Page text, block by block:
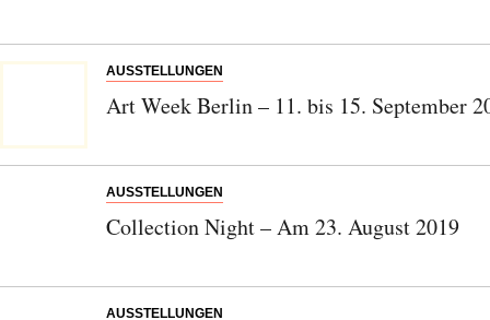
AUSSTELLUNGEN
Art Week Berlin – 11. bis 15. September
AUSSTELLUNGEN
Collection Night – Am 23. August 2019
AUSSTELLUNGEN